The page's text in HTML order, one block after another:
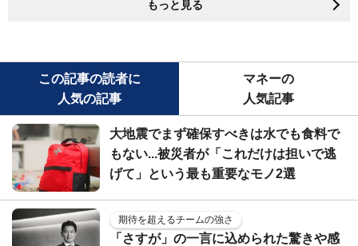
もっと見る
この記事の読者に
人気の記事
マネーの
人気記事
大地震でまず確保すべきは水でも食料で
もない...被災者が「これだけは担いで逃
げて」という最も重要なモノ2選
期待を超えるチームの強さ
「さすが」の一言に込められた驚きや感